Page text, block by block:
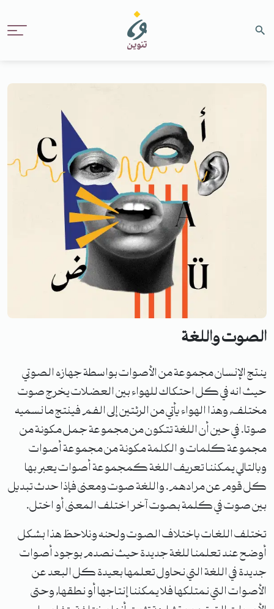
الصوت واللغة
ينتج الإنسان مجموعة من الأصوات بواسطة جهازه الصوتي
حيث انه في كل احتكاك للهواء بين العضلات يخرج صوت
مختلف, وهذا الهواء يأتي من الرئتين إلى الفم فينتج ما نسميه
صوتا. في حين أن اللغة تتكون من مجموعة جمل مكونة من
مجموعة كلمات و الكلمة مكونة من مجموعة أصوات
وبالتالي يمكننا تعريف اللغة كمجموعة أصوات يعبر بها
كل قوم عن مرادهم. واللغة صوت ومعنى فإذا حدث تبديل
بين صوت في كلمة بصوت آخر اختلف المعنى أو اختل.
تختلف اللغات باختلاف الصوت ولحنه ونلاحظ هذا بشكل
أوضح عند تعلمنا للغة جديدة حيث نصدم بوجود أصوات
جديدة في اللغة التي نحاول تعلمها بعيدة كل البعد عن
الأصوات التي نمتلكها فلا يمكننا إنتاجها أو نطقها, وحتى